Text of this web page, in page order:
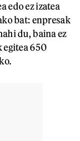
edo ez izatea
bat: enpresak
du, baina ez
egitea 650